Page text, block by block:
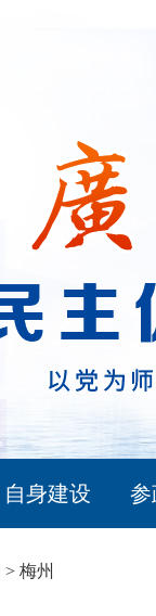
自身建设 参
> 梅州